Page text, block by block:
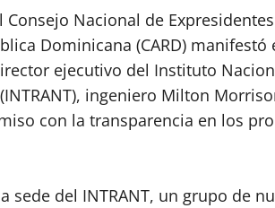
Nacional de
Dominicana (CARD) manifestó
ejecutivo del Instituto
ingeniero Milton
con la transparencia en los
sede del INTRANT, un grupo de